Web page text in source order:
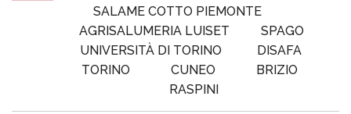
SALAME COTTO PIEMONTE
AGRISALUMERIA LUISET
SPAGO
UNIVERSITÀ DI TORINO
DISAFA
TORINO
CUNEO
BRIZIO
RASPINI